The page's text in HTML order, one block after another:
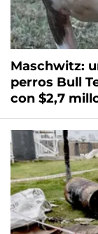
Maschwitz:
perros Bull
con $2,7